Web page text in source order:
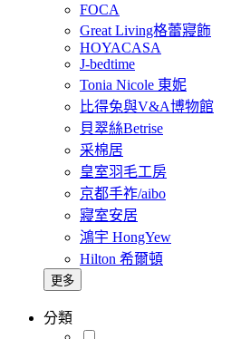
FOCA
Great Living格蕾寢飾
HOYACASA
J-bedtime
Tonia Nicole 東妮
比得兔與V&A博物館
貝翠絲Betrise
采棉居
皇室羽毛工房
京都手祚/aibo
寢室安居
鴻宇 HongYew
Hilton 希爾頓
更多
分類